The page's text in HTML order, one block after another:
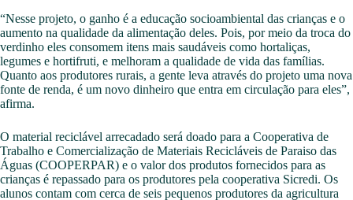
“Nesse projeto, o ganho é a educação socioambiental das crianças e o
aumento na qualidade da alimentação deles. Pois, por meio da troca do
verdinho eles consomem itens mais saudáveis como hortaliças,
legumes e hortifruti, e melhoram a qualidade de vida das famílias.
Quanto aos produtores rurais, a gente leva através do projeto uma nova
fonte de renda, é um novo dinheiro que entra em circulação para eles”,
afirma.
O material reciclável arrecadado será doado para a Cooperativa de
Trabalho e Comercialização de Materiais Recicláveis de Paraiso das
Águas (COOPERPAR) e o valor dos produtos fornecidos para as
crianças é repassado para os produtores pela cooperativa Sicredi. Os
alunos contam com cerca de seis pequenos produtores da agricultura